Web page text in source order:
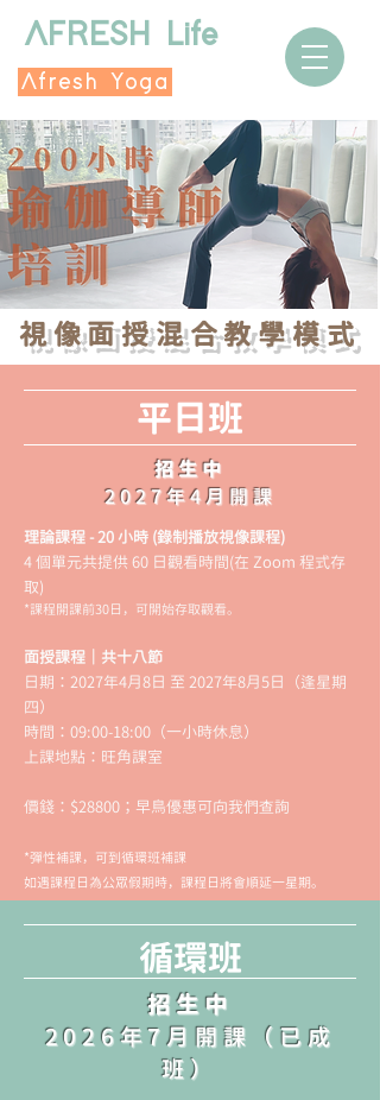
AFRESH Life
Afresh Yoga
​視像面授混合教學模式
​平日班
招生中
2027年4月開課
理論課程 - 20 小時 (錄制播放視像課程)
4 個單元共提供 60 日觀看時間(在 Zoom 程式存
取)
*課程開課前30日，可開始存取觀看。
面授課程｜共十八節
日期：2027年4月8日 至 2027年8月5日（逢星期
四）
時間：09:00-18:00（一小時休息）
上課地點：旺角課室
​價錢：$28800；早鳥優惠可向我們查詢
*彈性補課，可到循環班補課
如遇課程日為公眾假期時，課程日將會順延一星期。
​循環班
招生中
2026年7月開課（已成
班）